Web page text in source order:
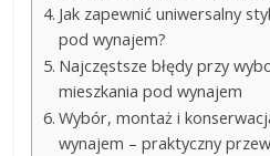
Jak zapewnić uniwersalny
pod wynajem?
Najczęstsze błędy przy
mieszkania pod wynajem
Wybór, montaż i
wynajem – praktyczny